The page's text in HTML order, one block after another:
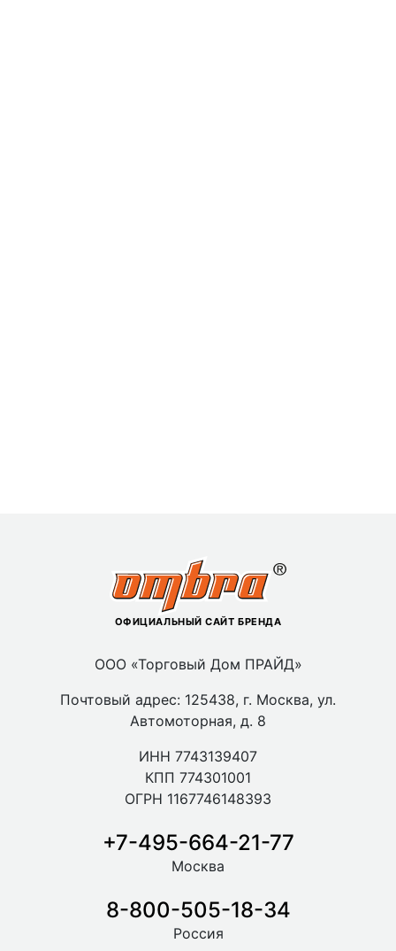
ОФИЦИАЛЬНЫЙ САЙТ БРЕНДА
ООО «Торговый Дом ПРАЙД»
Почтовый адрес: 125438, г. Москва, ул.
Автомоторная, д. 8
ИНН 7743139407
КПП 774301001
ОГРН 1167746148393
+7-495-664-21-77
Москва
8-800-505-18-34
Россия